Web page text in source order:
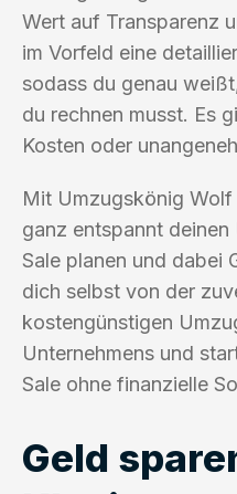
Wert auf Transparenz
im Vorfeld eine
sodass du genau
du rechnen musst. Es
Kosten oder
Mit Umzugskönig
ganz entspannt
Sale planen und dabei
dich selbst von der
kostengünstigen
Unternehmens und
Sale ohne finanzielle
Geld